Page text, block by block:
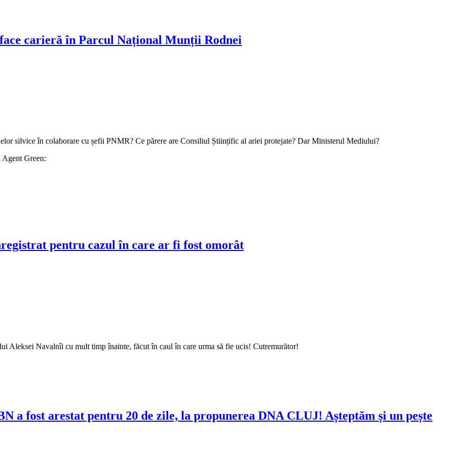
carieră în Parcul Național Munții Rodnei
silvice în colaborare cu șefii PNMR? Ce părere are Consiliul Științific al ariei protejate? Dar Ministerul Mediului?
Agent Green:
pentru cazul în care ar fi fost omorât
Aleksei Navalnîi cu mult timp înainte, făcut în caul în care urma să fie ucis! Cutremurător!
a fost arestat pentru 20 de zile, la propunerea DNA CLUJ! Așteptăm și un pește